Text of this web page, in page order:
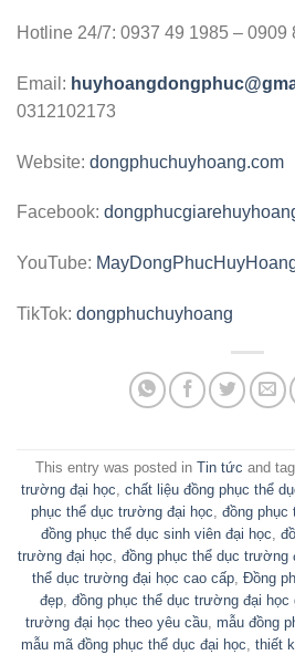
Hotline 24/7: 0937 49 1985 – 0909
Email:
0312102173
Website: dongphuchuyhoang.com
Facebook:
YouTube:
TikTok: dongphuchuyhoang
This entry was posted in Tin tức and
trường đại học, chất liệu đồng phục thể
phục thể dục trường đại học, đồng phục
đồng phục thể dục sinh viên đại học,
trường đại học, đồng phục thể dục trường
thể dục trường đại học cao cấp, Đồng
đẹp, đồng phục thể dục trường đại học
trường đại học theo yêu cầu, mẫu đồng
mẫu mã đồng phục thể dục đại học, thiết